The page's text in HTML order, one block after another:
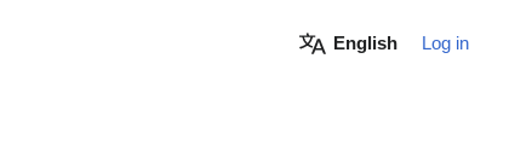
English Log in